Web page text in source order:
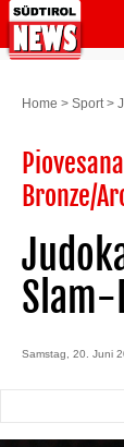
Home > Sport>
Bronze/
Samstag, 20. Juni